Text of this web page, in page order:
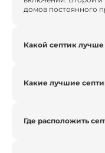
домов постоянного
Какой септик лучше
Какие лучшие
Где расположить